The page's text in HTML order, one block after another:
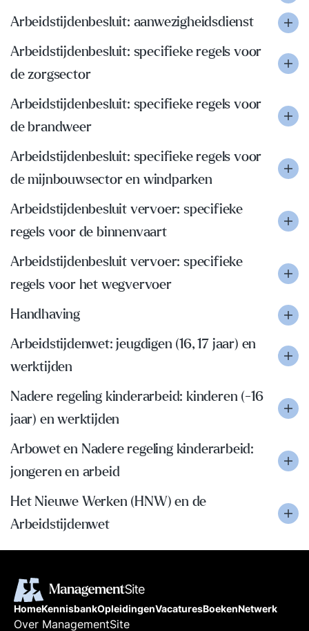
Arbeidstijdenbesluit: aanwezigheidsdienst
Arbeidstijdenbesluit: specifieke regels voor
de zorgsector
Arbeidstijdenbesluit: specifieke regels voor
de brandweer
Arbeidstijdenbesluit: specifieke regels voor
de mijnbouwsector en windparken
Arbeidstijdenbesluit vervoer: specifieke
regels voor de binnenvaart
Arbeidstijdenbesluit vervoer: specifieke
regels voor het wegvervoer
Handhaving
Arbeidstijdenwet: jeugdigen (16, 17 jaar) en
werktijden
Nadere regeling kinderarbeid: kinderen (-16
jaar) en werktijden
Arbowet en Nadere regeling kinderarbeid:
jongeren en arbeid
Het Nieuwe Werken (HNW) en de
Arbeidstijdenwet
HomeKennisbankOpleidingenVacaturesBoekenNetwerk
Over ManagementSite